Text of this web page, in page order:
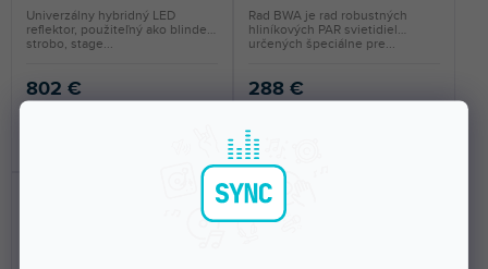
802 €
Univerzálny hybridný LED
reflektor, použiteľný ako blinder,
strobo, stage...
288 €
Rad BWA je rad robustných
hliníkových PAR svietidiel
určených špeciálne pre...